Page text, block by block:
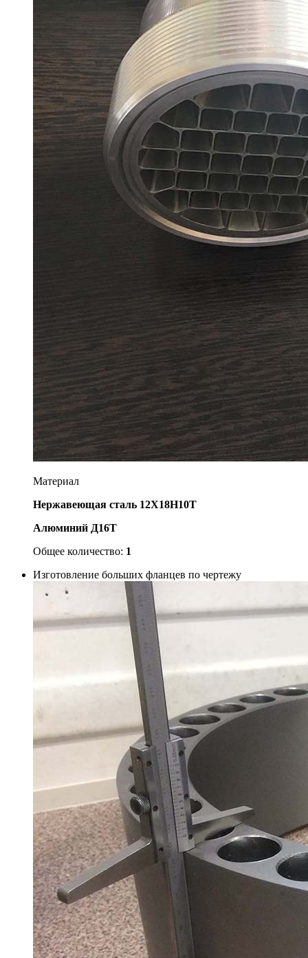
Материал
Нержавеющая сталь 12Х18Н10Т
Алюминий Д16Т
Общее количество: 1
Изготовление больших фланцев по чертежу